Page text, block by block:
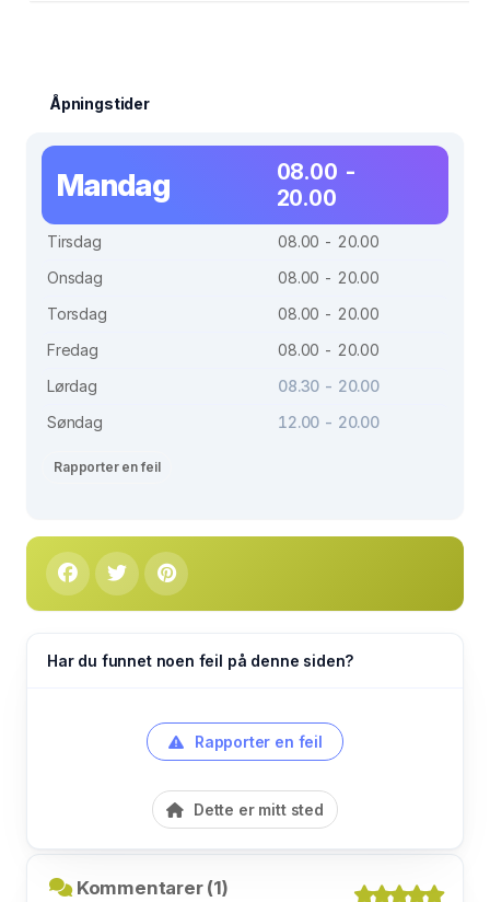
Åpningstider
Mandag
08.00 -
20.00
Tirsdag
08.00 - 20.00
Onsdag
08.00 - 20.00
Torsdag
08.00 - 20.00
Fredag
08.00 - 20.00
Lørdag
08.30 - 20.00
Søndag
12.00 - 20.00
Rapporter en feil
Har du funnet noen feil på denne siden?
Rapporter en feil
Dette er mitt sted
Kommentarer (1)